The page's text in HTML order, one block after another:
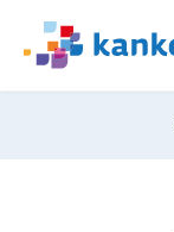
naar
We
zijn